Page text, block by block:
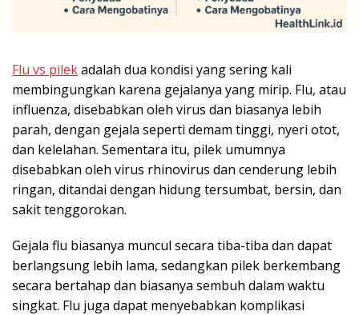
Flu vs pilekadalah dua kondisi yang sering kali
membingungkan karena gejalanya yang mirip. Flu, atau
influenza, disebabkan oleh virus dan biasanya lebih
parah, dengan gejala seperti demam tinggi, nyeri otot,
dan kelelahan. Sementara itu, pilek umumnya
disebabkan oleh virus rhinovirus dan cenderung lebih
ringan, ditandai dengan hidung tersumbat, bersin, dan
sakit tenggorokan.
Gejala flu biasanya muncul secara tiba-tiba dan dapat
berlangsung lebih lama, sedangkan pilek berkembang
secara bertahap dan biasanya sembuh dalam waktu
singkat. Flu juga dapat menyebabkan komplikasi